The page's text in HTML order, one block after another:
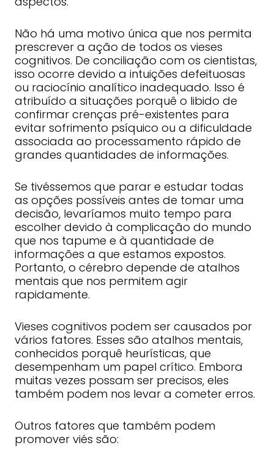
Não há uma motivo única que nos permita
prescrever a ação de todos os vieses
cognitivos. De conciliação com os cientistas,
isso ocorre devido a intuições defeituosas
ou raciocínio analítico inadequado. Isso é
atribuído a situações porquê o libido de
confirmar crenças pré-existentes para
evitar sofrimento psíquico ou a dificuldade
associada ao processamento rápido de
grandes quantidades de informações.
Se tivéssemos que parar e estudar todas
as opções possíveis antes de tomar uma
decisão, levaríamos muito tempo para
escolher devido à complicação do mundo
que nos tapume e à quantidade de
informações a que estamos expostos.
Portanto, o cérebro depende de atalhos
mentais que nos permitem agir
rapidamente.
Vieses cognitivos podem ser causados ​​por
vários fatores. Esses são atalhos mentais,
conhecidos porquê heurísticas, que
desempenham um papel crítico. Embora
muitas vezes possam ser precisos, eles
também podem nos levar a cometer erros.
Outros fatores que também podem
promover viés são: